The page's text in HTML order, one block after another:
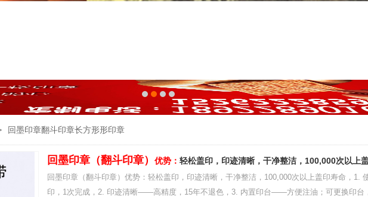
回墨印章翻斗印章长方形形印章
回墨印章（翻斗印章） 优势： 轻松盖印，印迹清晰，干净整洁，100,000次以上
回墨印章（翻斗印章）优势：轻松盖印，印迹清晰，干净整洁，100,000次以上盖印寿命，
印，1次完成，2. 印迹清晰——高精度，15年不退色，3. 内置印台——方便注油；可更换印